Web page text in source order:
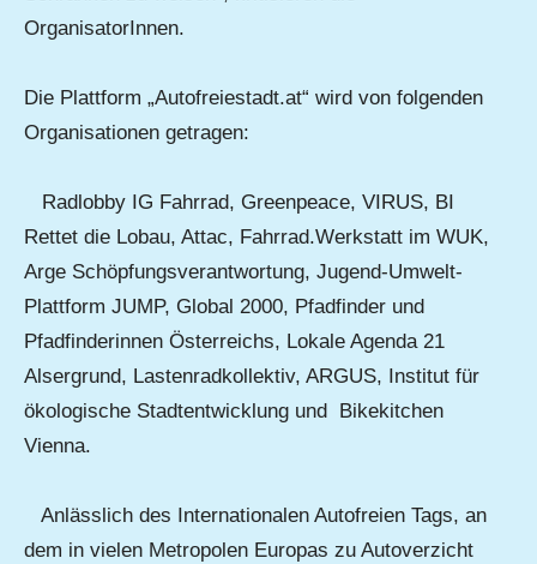
OrganisatorInnen.
Die Plattform „Autofreiestadt.at“ wird von folgenden
Organisationen getragen:
Radlobby IG Fahrrad, Greenpeace, VIRUS, BI
Rettet die Lobau, Attac, Fahrrad.Werkstatt im WUK,
Arge Schöpfungsverantwortung, Jugend-Umwelt-
Plattform JUMP, Global 2000, Pfadfinder und
Pfadfinderinnen Österreichs, Lokale Agenda 21
Alsergrund, Lastenradkollektiv, ARGUS, Institut für
ökologische Stadtentwicklung und Bikekitchen
Vienna.
Anlässlich des Internationalen Autofreien Tags, an
dem in vielen Metropolen Europas zu Autoverzicht